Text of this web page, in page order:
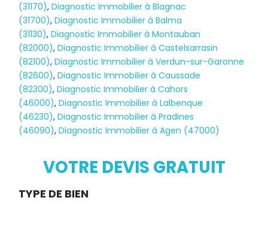
Diagnostic
(31170),Diagnostic Immobilier à Blagnac
(31700),Diagnostic Immobilier à Balma
(31130),Diagnostic Immobilier à Montauban
(82000),Diagnostic Immobilier à Castelsarrasin
(82100),Diagnostic Immobilier à Verdun-sur-Garonne
(82600),Diagnostic Immobilier à Caussade
(82300),Diagnostic Immobilier à Cahors
(46000),Diagnostic Immobilier à Lalbenque
(46230),Diagnostic Immobilier à Pradines
(46090),Diagnostic Immobilier à Agen (47000)
VOTRE DEVIS GRATUIT
Demande
TYPE DE BIEN